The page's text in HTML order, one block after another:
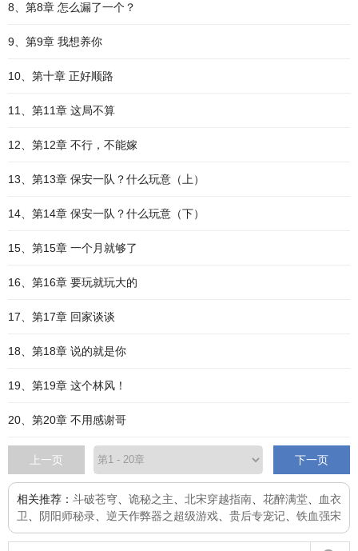
8、第8章 怎么漏了一个？
9、第9章 我想养你
10、第十章 正好顺路
11、第11章 这局不算
12、第12章 不行，不能嫁
13、第13章 保安一队？什么玩意（上）
14、第14章 保安一队？什么玩意（下）
15、第15章 一个月就够了
16、第16章 要玩就玩大的
17、第17章 回家谈谈
18、第18章 说的就是你
19、第19章 这个林风！
20、第20章 不用感谢哥
上一页 下一页
相关推荐： 斗破苍穹 诡秘之主 北宋穿越指南 花醉满堂
血衣
卫
阴阳师秘录 逆天作弊器之超级游戏 贵后专宠记 铁血强宋